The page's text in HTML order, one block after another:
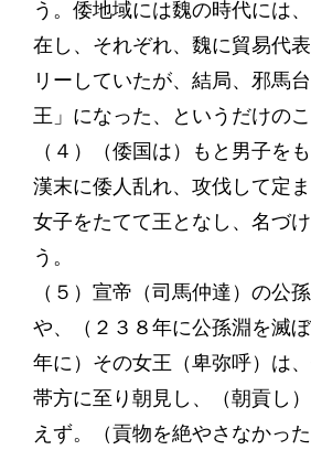
う。倭地域には魏の時代には
在し、それぞれ、魏に貿易代
リーしていたが、結局、邪馬
王」になった、というだけのこ
（４）（倭国は）もと男子を
漢末に倭人乱れ、攻伐して定
女子をたてて王となし、名づ
う。
（５）宣帝（司馬仲達）の公
や、（２３８年に公孫淵を滅
年に）その女王（卑弥呼）は
帯方に至り朝見し、（朝貢し
えず。（貢物を絶やさなかった